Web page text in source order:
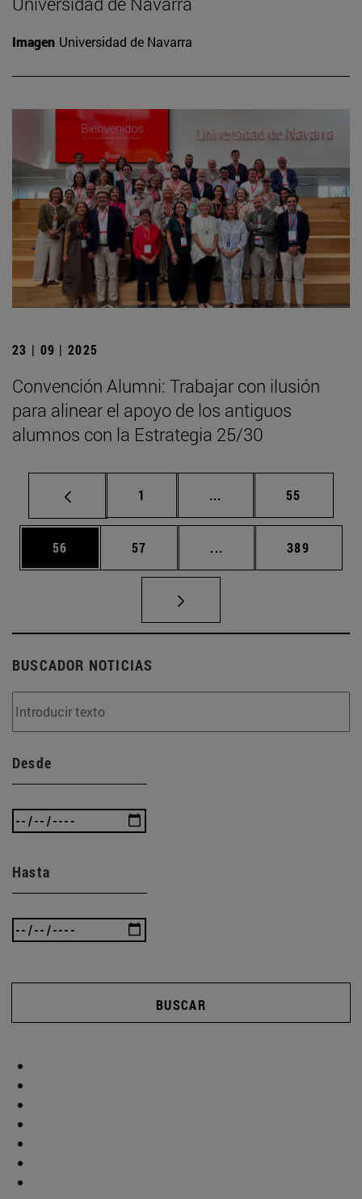
Imagen Universidad de Navarra
23 | 09 | 2025
Convención Alumni: Trabajar con ilusión
para alinear el apoyo de los antiguos
alumnos con la Estrategia 25/30
Página
1 ... Páginas intermedias
Página
55
Página
56 Página
57 ... Páginas intermedias
Página
389
BUSCADOR NOTICIAS
Desde
Hasta
BUSCAR